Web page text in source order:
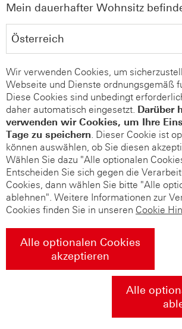
Mein dauerhafter Wohnsitz
Wir verwenden Cookies, um
Webseite und Dienste ordnungsgemäß
Diese Cookies sind unbedingt
daher automatisch eingesetzt. Darüber
verwenden wir Cookies, um Ihre
Tage zu speichern. Dieser Cookie ist
können auswählen, ob Sie diesen
Wählen Sie dazu "Alle optionalen
Entscheiden Sie sich gegen die
Cookies, dann wählen Sie bitte "Alle
ablehnen". Weitere Informationen zur
Cookies finden Sie in unseren Cookie
Alle optionalen Cookies
akzeptieren
Alle